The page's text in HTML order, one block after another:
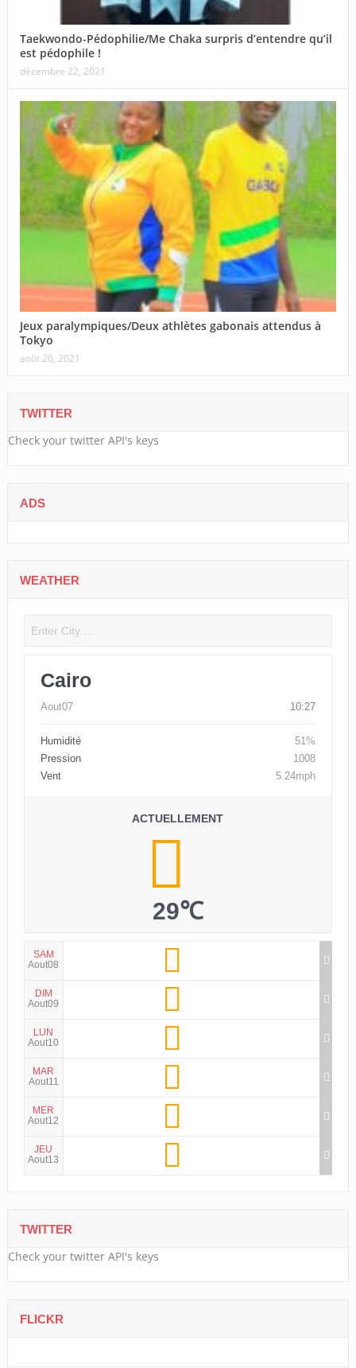
Taekwondo-Pédophilie/Me Chaka surpris d’entendre qu’il
est pédophile !
décembre 22, 2021
Jeux paralympiques/Deux athlètes gabonais attendus à
Tokyo
août 20, 2021
TWITTER
Check your twitter API's keys
ADS
WEATHER
Cairo
Aout07 10:27
Humidité
51%
Pression
1008
Vent
5.24mph
ACTUELLEMENT
29℃
SAM
Aout08
DIM
Aout09
LUN
Aout10
MAR
Aout11
MER
Aout12
JEU
Aout13
TWITTER
Check your twitter API's keys
FLICKR